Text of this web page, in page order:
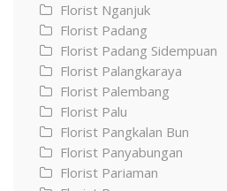
Florist Nganjuk
Florist Padang
Florist Padang Sidempuan
Florist Palangkaraya
Florist Palembang
Florist Palu
Florist Pangkalan Bun
Florist Panyabungan
Florist Pariaman